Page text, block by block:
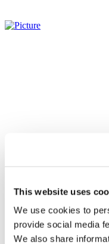
This website uses
We use cookies to
provide social media
We also share